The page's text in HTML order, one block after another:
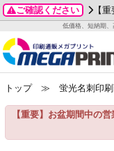
ご確認ください 【
低価格、短納期、
グッズ
ステッカー
お客様へ
いて
刷
カード印刷
成前に
ガイド
ード印刷
名刺印刷
一覧
わせ
2026年 8月
月
火 水 木
3
4 5 6
トップ≫ 蛍光名刺印刷
【重要】お盆期間中の